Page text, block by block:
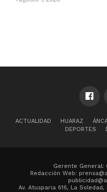
ACTUALIDAD HUARAZ
DEPORTES
Gerente General:
Redacción Web:
Av. Atusparia 616, La